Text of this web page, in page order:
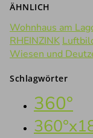
ÄHNLICH
Wohnhaus am
RHEINZINK
Wiesen und
Schlagwörter
360°